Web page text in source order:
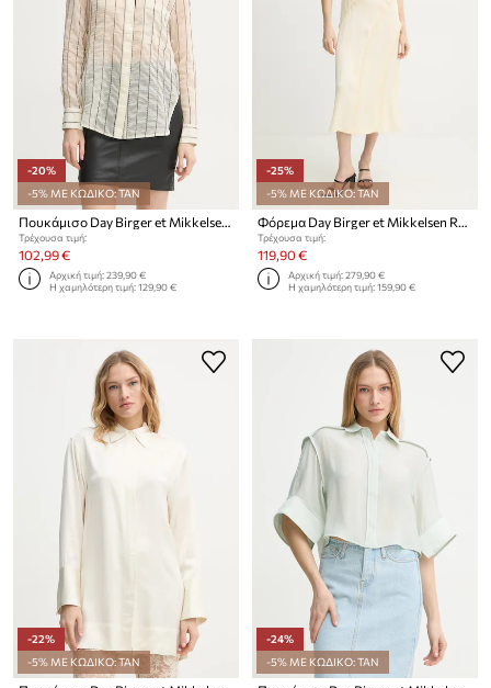
-20%
-5% ΜΕ ΚΩΔΙΚΟ: TAN
Πουκάμισο Day Birger et Mikkelsen Yrsa
Τρέχουσα τιμή:
102,99 €
Αρχική τιμή:239,90 €
Η χαμηλότερη τιμή:129,90 €
-25%
-5% ΜΕ ΚΩΔΙΚΟ: TAN
Φόρεμα Day Birger et Mikkelsen Ryleigh
Τρέχουσα τιμή:
119,90 €
Αρχική τιμή:279,90 €
Η χαμηλότερη τιμή:159,90 €
-22%
-5% ΜΕ ΚΩΔΙΚΟ: TAN
-24%
-5% ΜΕ ΚΩΔΙΚΟ: TAN